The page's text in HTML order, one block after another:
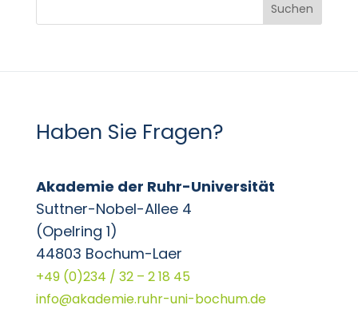
Suchen
Haben Sie Fragen?
Akademie der Ruhr-Universität
Suttner-Nobel-Allee 4
(Opelring 1)
44803 Bochum-Laer
+49 (0)234 / 32 – 2 18 45
info@akademie.ruhr-uni-bochum.de